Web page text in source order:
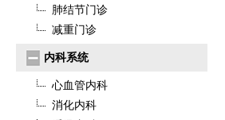
肺结节门诊
减重门诊
内科系统
心血管内科
消化内科